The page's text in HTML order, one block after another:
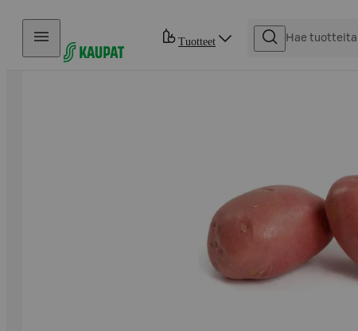
Hyppää sisältöön
Tuotteet